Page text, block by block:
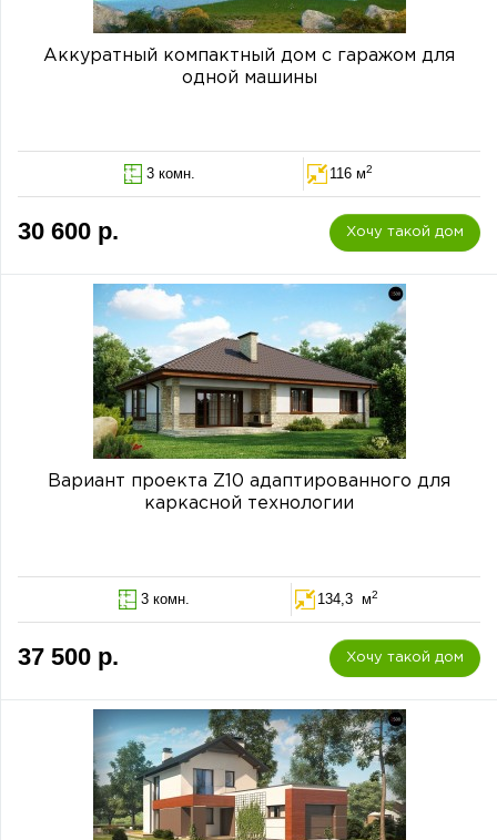
Аккуратный компактный дом с гаражом для
одной машины
3 комн. 116 м2
30 600 р. Хочу такой дом
Вариант проекта Z10 адаптированного для
каркасной технологии
3 комн. 134,3 м2
37 500 р. Хочу такой дом